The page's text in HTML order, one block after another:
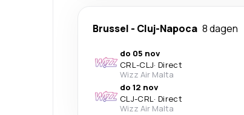
Brussel - Cluj-Napoca 8 dagen
do 05 nov
CRL-CLJ· Direct
Wizz Air Malta
do 12 nov
CLJ-CRL· Direct
Wizz Air Malta